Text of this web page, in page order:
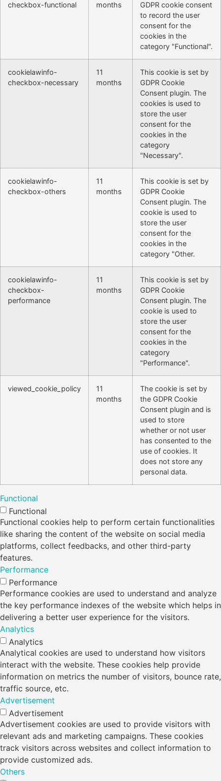
checkbox-functional
months
GDPR cookie consent
to record the user
consent for the
cookies in the
category "Functional".
cookielawinfo-
checkbox-necessary
11
months
This cookie is set by
GDPR Cookie
Consent plugin. The
cookies is used to
store the user
consent for the
cookies in the
category
"Necessary".
cookielawinfo-
checkbox-others
11
months
This cookie is set by
GDPR Cookie
Consent plugin. The
cookie is used to
store the user
consent for the
cookies in the
category "Other.
cookielawinfo-
checkbox-
performance
11
months
This cookie is set by
GDPR Cookie
Consent plugin. The
cookie is used to
store the user
consent for the
cookies in the
category
"Performance".
viewed_cookie_policy
11
months
The cookie is set by
the GDPR Cookie
Consent plugin and is
used to store
whether or not user
has consented to the
use of cookies. It
does not store any
personal data.
Functional
Functional
Functional cookies help to perform certain functionalities
like sharing the content of the website on social media
platforms, collect feedbacks, and other third-party
features.
Performance
Performance
Performance cookies are used to understand and analyze
the key performance indexes of the website which helps in
delivering a better user experience for the visitors.
Analytics
Analytics
Analytical cookies are used to understand how visitors
interact with the website. These cookies help provide
information on metrics the number of visitors, bounce rate,
traffic source, etc.
Advertisement
Advertisement
Advertisement cookies are used to provide visitors with
relevant ads and marketing campaigns. These cookies
track visitors across websites and collect information to
provide customized ads.
Others